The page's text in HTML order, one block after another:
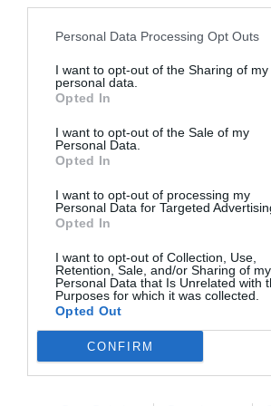
Personal Data Processing Opt Outs
I want to opt-out of the Sharing of my
personal data.
Opted In
I want to opt-out of the Sale of my
Personal Data.
Opted In
I want to opt-out of processing my
Personal Data for Targeted
Opted In
I want to opt-out of Collection, Use,
Retention, Sale, and/or Sharing of my
Personal Data that Is Unrelated with
Purposes for which it was collected.
Opted Out
CONFIRM
Dela detta:
Relaterade
Melanzane alla
parmigiana- Italiensk
auberginegratäng
I ”Gratäng”
Red red-
böngryta